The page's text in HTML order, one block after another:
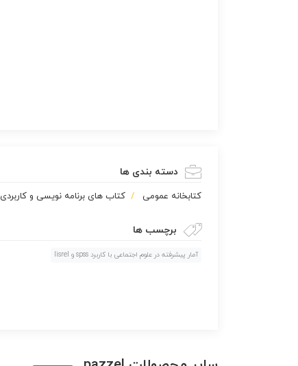
دسته بندی ها
كتابخانه عمومی کتاب های برنامه نویسی و کاربردی
برچسب ها
آمار پیشرفته در علوم اجتماعی با کاربرد spss و lisrel